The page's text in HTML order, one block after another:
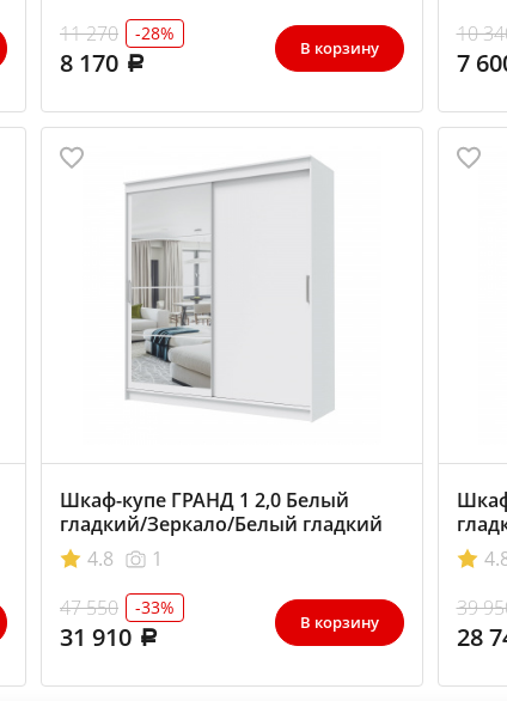
11 270
-28%
8 170 В корзину
10
7
Шкаф-купе ГРАНД 1 2,0 Белый
гладкий/Зеркало/Белый гладкий
ЛДСП
4.8
1
47 550
-33%
31 910 В корзину
39
28